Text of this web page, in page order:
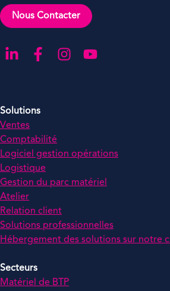
Nous Contacter
Aller sur notre page LinkedIn
Aller sur notre page Facebook
Aller sur notre compte
Aller sur notre
Solutions
Ventes
Comptabilité
Logiciel gestion opérations
Logistique
Gestion du parc matériel
Atelier
Relation client
Solutions professionnelles
Hébergement des solutions sur notre
Secteurs
Matériel de BTP